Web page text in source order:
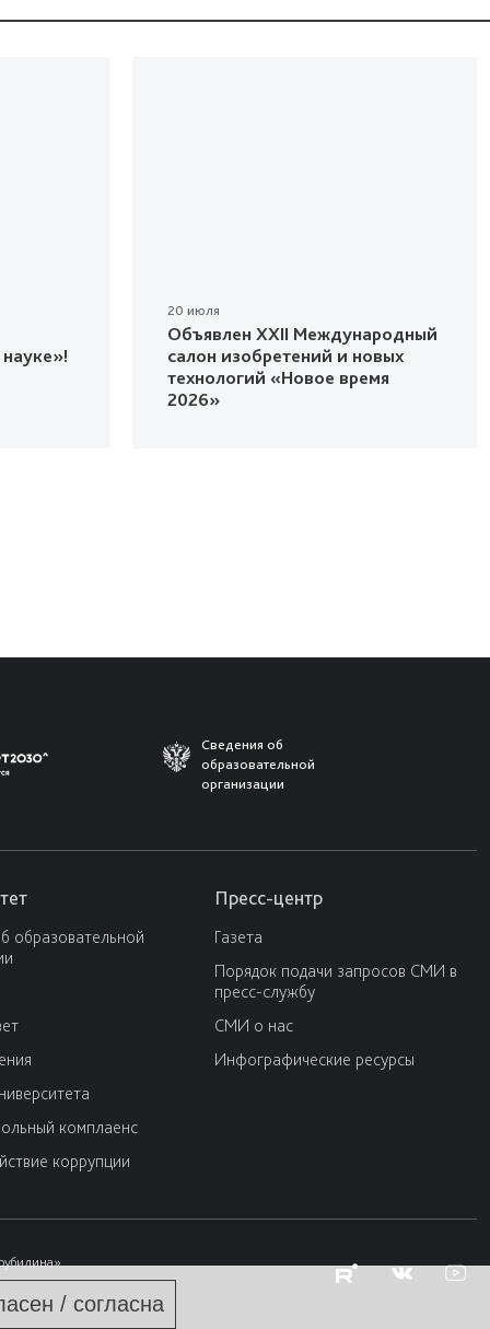
20 июля
Объявлен XXII Международный
салон изобретений и новых
технологий «Новое время
2026»
Сведения об
образовательной
организации
образовательной
комплаенс
коррупции
Пресс-центр
Газета
Порядок подачи запросов СМИ в
пресс-службу
СМИ о нас
Инфографические ресурсы
/ согласна